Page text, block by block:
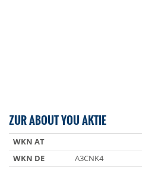
ZUR ABOUT YOU AKTIE
WKN AT
WKN DE
A3CNK4